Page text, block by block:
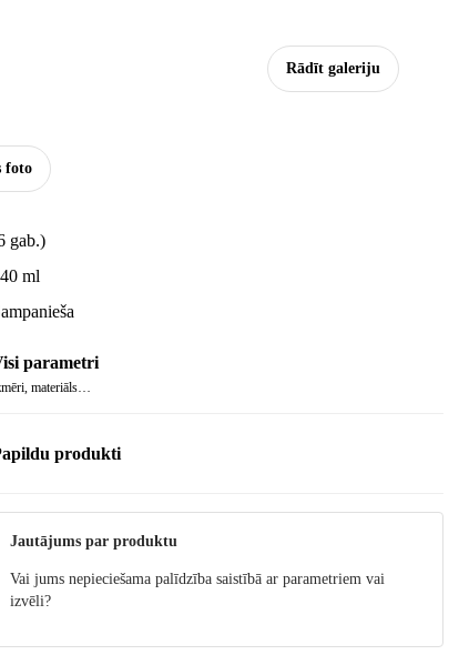
Rādīt galeriju
foto
gab.)
ml
parametri
materiāls…
produkti
Jautājums par produktu
Vai jums nepieciešama palīdzība saistībā ar parametriem vai
izvēli?